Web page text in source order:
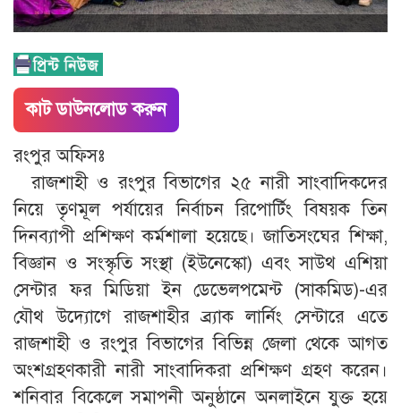
কাট ডাউনলোড করুন
রংপুর অফিসঃ
রাজশাহী ও রংপুর বিভাগের ২৫ নারী সাংবাদিকদের
নিয়ে তৃণমূল পর্যায়ের নির্বাচন রিপোর্টিং বিষয়ক তিন
দিনব্যাপী প্রশিক্ষণ কর্মশালা হয়েছে। জাতিসংঘের শিক্ষা,
বিজ্ঞান ও সংস্কৃতি সংস্থা (ইউনেস্কো) এবং সাউথ এশিয়া
সেন্টার ফর মিডিয়া ইন ডেভেলপমেন্ট (সাকমিড)-এর
যৌথ উদ্যোগে রাজশাহীর ব্র্যাক লার্নিং সেন্টারে এতে
রাজশাহী ও রংপুর বিভাগের বিভিন্ন জেলা থেকে আগত
অংশগ্রহণকারী নারী সাংবাদিকরা প্রশিক্ষণ গ্রহণ করেন।
শনিবার বিকেলে সমাপনী অনুষ্ঠানে অনলাইনে যুক্ত হয়ে